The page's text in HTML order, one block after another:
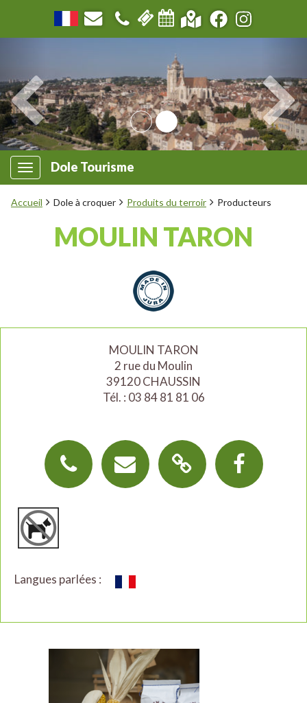
Dole Tourisme
Accueil Dole à croquer Produits du terroir Producteurs
MOULIN TARON
MOULIN TARON
2 rue du Moulin
39120 CHAUSSIN
Tél. : 03 84 81 81 06
Langues parlées :